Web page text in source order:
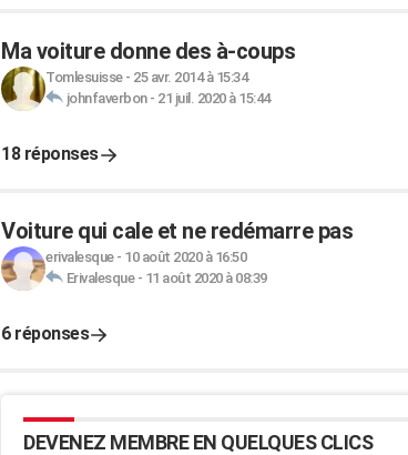
Ma voiture donne des à-coups
Tomlesuisse- 25 avr. 2014 à 15:34
johnfaverbon- 21 juil. 2020 à 15:44
18 réponses
Voiture qui cale et ne redémarre pas
erivalesque- 10 août 2020 à 16:50
Erivalesque- 11 août 2020 à 08:39
6 réponses
DEVENEZ MEMBRE EN QUELQUES CLICS